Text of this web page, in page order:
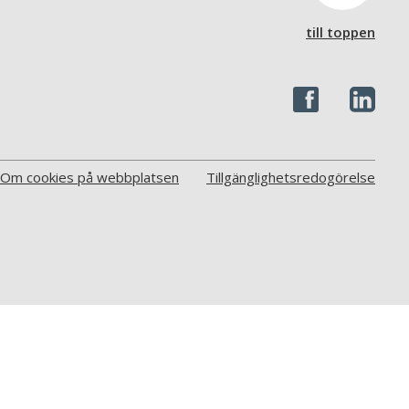
till toppen
Om cookies på webbplatsen Tillgänglighetsredogörelse